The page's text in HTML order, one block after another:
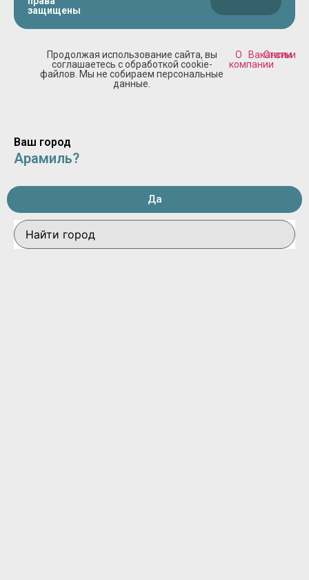
защищены
Продолжая использование сайта, вы
соглашаетесь с обработкой cookie-
файлов. Мы не собираем персональные
данные.
О
компании
Вакансии
Статьи
Ваш город
Арамиль?
Да